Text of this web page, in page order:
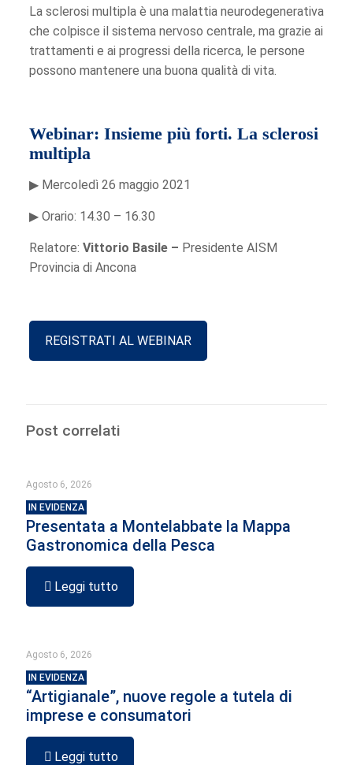
La sclerosi multipla è una malattia neurodegenerativa
che colpisce il sistema nervoso centrale, ma grazie ai
trattamenti e ai progressi della ricerca, le persone
possono mantenere una buona qualità di vita.
Webinar: Insieme più forti. La sclerosi
multipla
▶ Mercoledì 26 maggio 2021
▶ Orario: 14.30 – 16.30
Relatore: Vittorio Basile – Presidente AISM
Provincia di Ancona
REGISTRATI AL WEBINAR
Post correlati
Agosto 6, 2026
IN EVIDENZA
Presentata a Montelabbate la Mappa
Gastronomica della Pesca
Leggi tutto
Agosto 6, 2026
IN EVIDENZA
“Artigianale”, nuove regole a tutela di
imprese e consumatori
Leggi tutto